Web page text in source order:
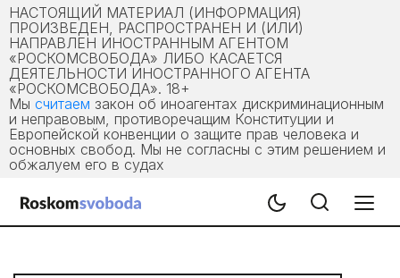
НАСТОЯЩИЙ МАТЕРИАЛ (ИНФОРМАЦИЯ)
ПРОИЗВЕДЕН, РАСПРОСТРАНЕН И (ИЛИ)
НАПРАВЛЕН ИНОСТРАННЫМ АГЕНТОМ
«РОСКОМСВОБОДА» ЛИБО КАСАЕТСЯ
ДЕЯТЕЛЬНОСТИ ИНОСТРАННОГО АГЕНТА
«РОСКОМСВОБОДА». 18+
Мы считаем закон об иноагентах дискриминационным
и неправовым, противоречащим Конституции и
Европейской конвенции о защите прав человека и
основных свобод. Мы не согласны с этим решением и
обжалуем его в судах